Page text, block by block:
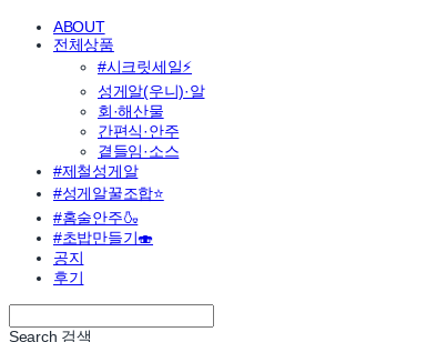
ABOUT
전체상품
#시크릿세일⚡
성게알(우니)·알
회·해산물
간편식·안주
곁들임·소스
#제철성게알
#성게알꿀조합⭐
#홈술안주🍶
#초밥만들기🍣
공지
후기
Search 검색